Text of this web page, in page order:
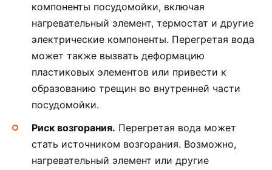
компоненты посудомойки, включая
нагревательный элемент, термостат и другие
электрические компоненты. Перегретая вода
может также вызвать деформацию
пластиковых элементов или привести к
образованию трещин во внутренней части
посудомойки.
Риск возгорания. Перегретая вода может
стать источником возгорания. Возможно,
нагревательный элемент или другие